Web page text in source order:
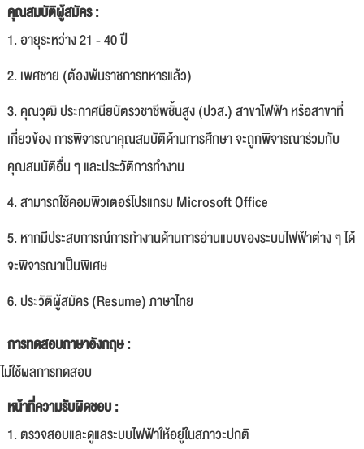
คุณสมบัติผู้สมัคร :
1. อายุระหว่าง 21 - 40 ปี
2. เพศชาย (ต้องพ้นราชการทหารแล้ว)
3. คุณวุฒิ ประกาศนียบัตรวิชาชีพชั้นสูง (ปวส.) สาขาไฟฟ้า หรือสาขาที่
เกี่ยวข้อง การพิจารณาคุณสมบัติด้านการศึกษา จะถูกพิจารณาร่วมกับ
คุณสมบัติอื่น ๆ และประวัติการทำงาน
4. สามารถใช้คอมพิวเตอร์โปรแกรม Microsoft Office
5. หากมีประสบการณ์การทำงานด้านการอ่านแบบของระบบไฟฟ้าต่าง ๆ ได้
จะพิจารณาเป็นพิเศษ
6. ประวัติผู้สมัคร (Resume) ภาษาไทย
การทดสอบภาษาอังกฤษ :
ม่ใช้ผลการทดสอบ
หน้าที่ความรับผิดชอบ :
1. ตรวจสอบและดูแลระบบไฟฟ้าให้อยู่ในสภาวะปกติ